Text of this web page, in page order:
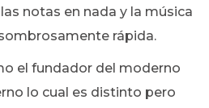
notas en nada y la música
rápida.
el fundador del moderno
lo cual es distinto pero